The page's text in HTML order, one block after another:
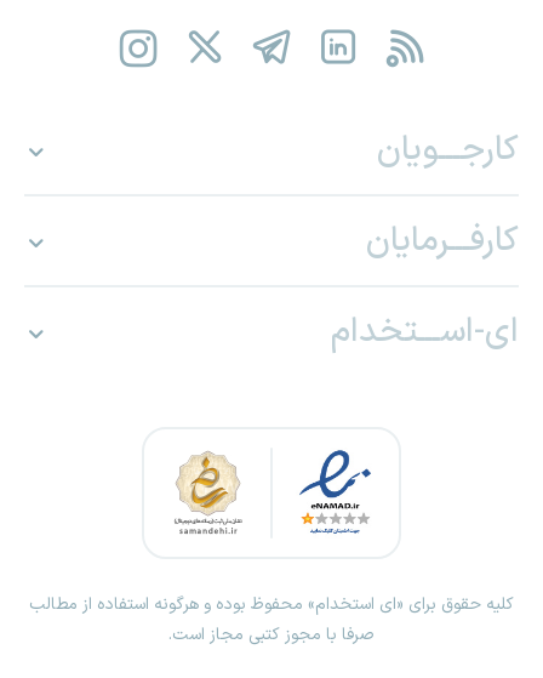
کارجـــویان
کارفـــرمایان
ای-اســـتخدام
کلیه حقوق برای «ای استخدام» محفوظ بوده و هرگونه استفاده از مطالب
صرفا با مجوز کتبی مجاز است.